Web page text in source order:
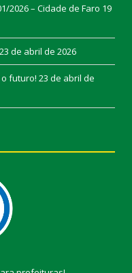
2026 – Cidade de Faro 19
23 de abril de 2026
futuro! 23 de abril de